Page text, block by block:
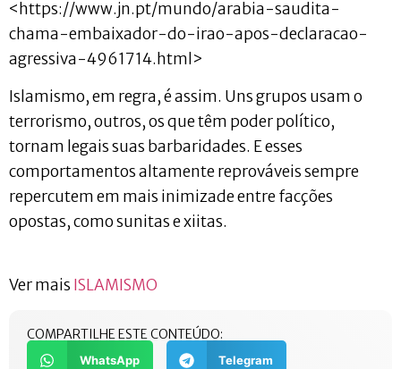
<https://www.jn.pt/mundo/arabia-saudita-
chama-embaixador-do-irao-apos-declaracao-
agressiva-4961714.html>
Islamismo, em regra, é assim. Uns grupos usam o
terrorismo, outros, os que têm poder político,
tornam legais suas barbaridades. E esses
comportamentos altamente reprováveis sempre
repercutem em mais inimizade entre facções
opostas, como sunitas e xiitas.
Ver mais ISLAMISMO
COMPARTILHE ESTE CONTEÚDO:
WhatsApp Telegram